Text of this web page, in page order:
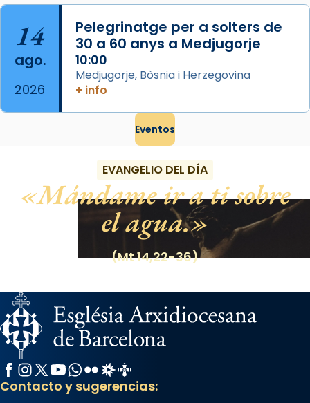
14
ago.
2026
Pelegrinatge per a solters de
30 a 60 anys a Medjugorje
10:00
Medjugorje, Bòsnia i Herzegovina
+ info
Eventos
EVANGELIO DEL DÍA
Mándame ir a ti sobre
el agua.
(Mt 14,22-36)
Facebook
Instagram
X / Twitter
YouTube
WhatsApp
FlickrRadio Estel
Catalunya Cristiana
Contacto y sugerencias: